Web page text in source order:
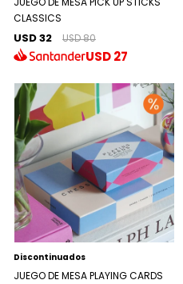
CLASSICS
USD 32 USD 80
USD27
Discontinuados
JUEGO DE MESA PLAYING CARDS